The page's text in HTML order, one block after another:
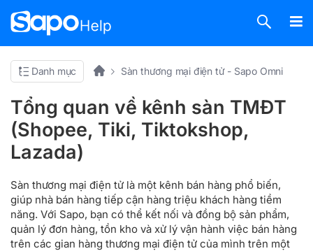
Danh mục Sàn thương mại điện tử - Sapo Omni
Tổng quan về kênh sàn TMĐT
(Shopee, Tiki, Tiktokshop,
Lazada)
Sàn thương mại điện tử là một kênh bán hàng phổ biến,
giúp nhà bán hàng tiếp cận hàng triệu khách hàng tiềm
năng. Với Sapo, bạn có thể kết nối và đồng bộ sản phẩm,
quản lý đơn hàng, tồn kho và xử lý vận hành việc bán hàng
trên các gian hàng thương mại điện tử của mình trên một